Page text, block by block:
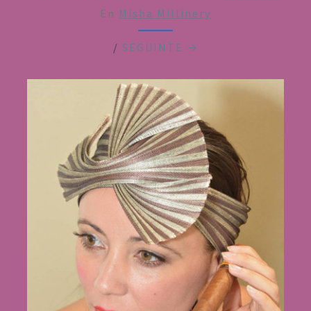
En Misha Millinery
/ SEGUINTE →